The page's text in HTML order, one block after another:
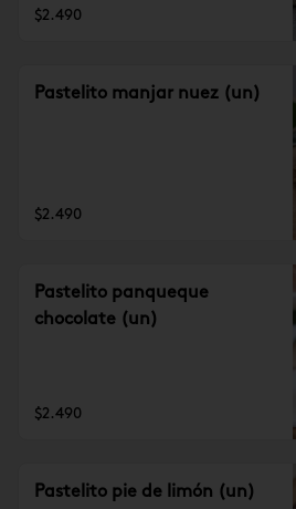
$2.490
Pastelito manjar nuez (un)
$2.490
Pastelito panqueque
chocolate (un)
$2.490
Pastelito pie de limón (un)